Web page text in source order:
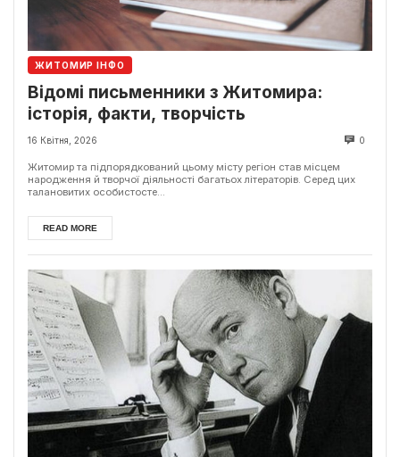
ЖИТОМИР ІНФО
Відомі письменники з Житомира:
історія, факти, творчість
16 Квітня, 2026 0
Житомир та підпорядкований цьому місту регіон став місцем
народження й творчої діяльності багатьох літераторів. Серед цих
талановитих особистосте...
READ MORE